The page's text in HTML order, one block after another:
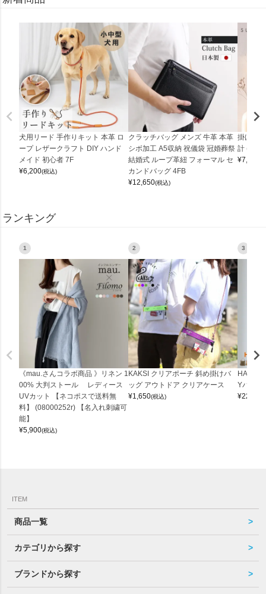
犬用リード 手作りキット 本革 ロ
ープ レザークラフト DIY ハンド
メイド 初心者 7F
¥6,200(税込)
クラッチバッグ メンズ 牛革 本革
シボ加工 A5収納 祝儀袋 冠婚葬祭
結婚式 ループ革紐 フォーマル セ
カンドバッグ 4FB
¥12,650(税込)
掛け時
計
¥7,150
ランキング
1
《mau.さんコラボ商品 》リネン 1
00% 大判ストール レディース
UVカット 【ネコポスで送料無
料】 (08000252r) 【名入れ刺繍可
能】
¥5,900(税込)
2
KAKSI クリアポーチ 斜め掛けバ
ッグ アウトドア クリアケース
¥1,650(税込)
3
Yバッグ
¥22,000
ITEM
商品一覧
カテゴリから探す
ブランドから探す